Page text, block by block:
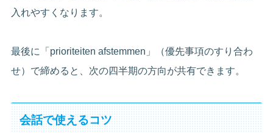
入れやすくなります。
最後に「prioriteiten afstemmen」（優先事項のすり合わ
せ）で締めると、次の四半期の方向が共有できます。
会話で使えるコツ